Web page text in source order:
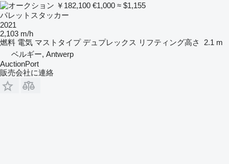
￥182,100 €1,000 ≈ $1,155
パレットスタッカー
2021
2,103 m/h
燃料 電気 マストタイプ デュプレックス リフティング高さ
2.1 m
ベルギー, Antwerp
AuctionPort
販売会社に連絡